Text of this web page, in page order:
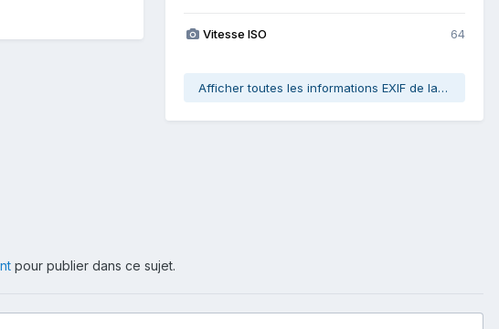
Vitesse ISO 64
Afficher toutes les informations EXIF de la photo
pour publier dans ce sujet.